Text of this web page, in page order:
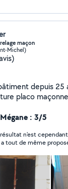
maçon
Michel)
depuis 25
placo
: 3/5
tout de même